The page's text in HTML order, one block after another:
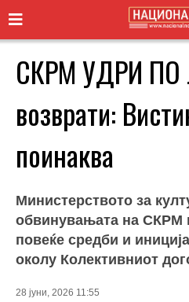
СКРМ УДРИ ПО
возврати:
поинаква
Министерството за
обвинувањата на СКРМ
повеќе средби и
околу Колективниот
28 јуни, 2026 11:55